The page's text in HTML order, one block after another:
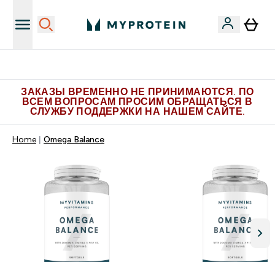
ЗАКАЗЫ ВРЕМЕННО НЕ ПРИНИМАЮТСЯ. ПО
ВСЕМ ВОПРОСАМ ПРОСИМ ОБРАЩАТЬСЯ В
СЛУЖБУ ПОДДЕРЖКИ НА НАШЕМ САЙТЕ.
Home Omega Balance